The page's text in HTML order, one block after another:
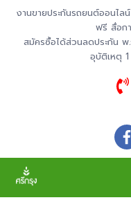
งานขายประกันรถยนต์ออนไ
ฟรี สื่อก
สมัครซื้อได้ส่วนลดประกัน พ
อุบัติเหตุ